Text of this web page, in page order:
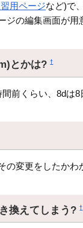
用ページなど)で
ジの編集画面が
とかは?†
前くらい、8dは
の変更をしたか
換えてしまう?†